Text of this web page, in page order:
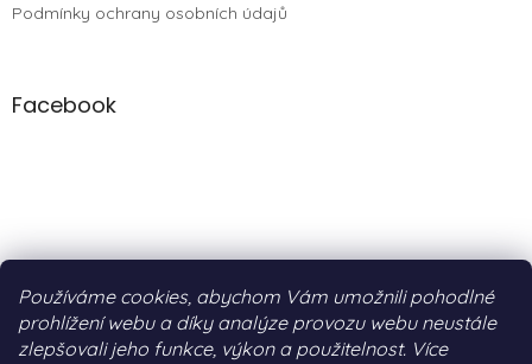
Používáme cookies, abychom Vám umožnili pohodlné
prohlížení webu a díky analýze provozu webu neustále
zlepšovali jeho funkce, výkon a použitelnost. Více
Podmínky ochrany osobních údajů
Facebook